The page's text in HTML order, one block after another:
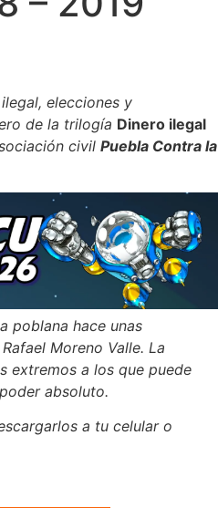
elecciones y
de la trilogía Dinero ilegal
civil Puebla Contra la
poblana hace unas
Moreno Valle. La
extremos a los que puede
absoluto.
a tu celular o